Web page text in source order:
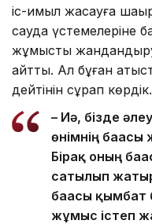
іс-қимыл жасауға
сауда үстемелеріне
жұмысты
айтты. Ал бұған
дейтінін сұрап көрдік.
– Иә, бізде
өнімнің бағасы
Бірақ оның
сатылып
бағасы қымбат
жұмыс істеп